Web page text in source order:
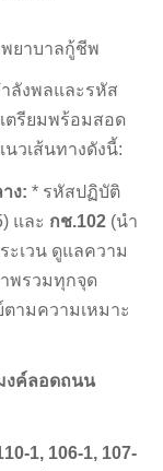
พยาบาลกู้ชีพ
ลังพลและรหัส
ตรียมพร้อมสอด
วเส้นทางดังนี้:
ง: * รหัสปฏิบัติ
และ กช.102 (นำ
ะเวน ดูแลความ
พรวมทุกจุด
ามความเหมาะ
งค์ลอดถนน
1, 106-1, 107-